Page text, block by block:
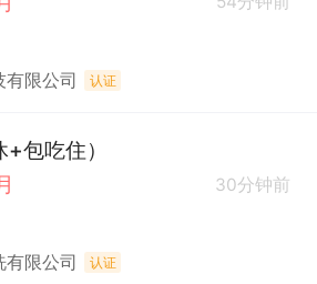
限公司 认证
包吃住）
30分钟前
限公司 认证